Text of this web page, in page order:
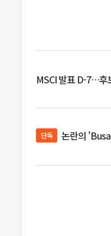
MSCI 발표 D-7…후
단독 논란의